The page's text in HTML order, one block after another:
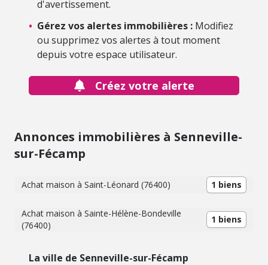
d'avertissement.
• Gérez vos alertes immobilières : Modifiez
ou supprimez vos alertes à tout moment
depuis votre espace utilisateur.
Créez votre alerte
Annonces immobilières à Senneville-
sur-Fécamp
Achat maison à Saint-Léonard (76400) 1 biens
Achat maison à Sainte-Hélène-Bondeville
(76400)
1 biens
La ville de Senneville-sur-Fécamp